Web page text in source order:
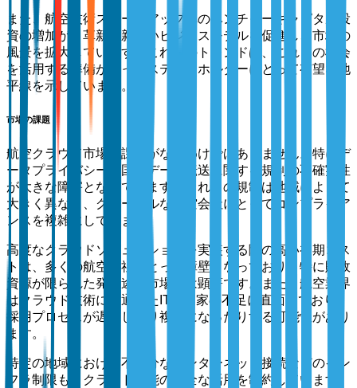
また、航空技術スタートアップへのベンチャーキャピタル投
資の増加が、革新と新しいビジネスモデルを促進し、市場の
風景を拡大しています。これらのトレンドは、これらの機会
を活用する準備が整ったステークホルダーにとって有望な地
平線を示しています。
市場の課題
航空クラウド市場は課題がないわけではありません。特にデ
ータプライバシーや国際データ転送に関する規制の不確実性
が大きな障害となっています。これらの規制は地域によって
大きく異なり、グローバルな航空会社にとってコンプライア
ンスを複雑にしています。
高度なクラウドソリューションを実装する際の高い初期コス
トは、多くの航空会社にとって障壁となっており、特に財政
資源が限られた発展途上市場では顕著です。また、航空業界
はクラウド技術に精通したIT専門家の不足に直面しており、
採用プロセスが遅延したり複雑になったりする可能性があり
ます。
特定の地域における不十分なインターネット接続などのイン
フラ制限も、クラウド機能の完全な活用を制約しています。